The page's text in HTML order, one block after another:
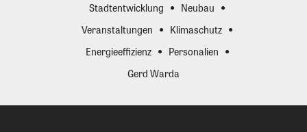
Stadtentwicklung
Neubau
Veranstaltungen
Klimaschutz
Energieeffizienz
Personalien
Gerd Warda